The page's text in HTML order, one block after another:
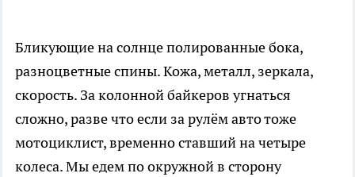
Бликующие на солнце полированные бока,
разноцветные спины. Кожа, металл, зеркала,
скорость. За колонной байкеров угнаться
сложно, разве что если за рулём авто тоже
мотоциклист, временно ставший на четыре
колеса. Мы едем по окружной в сторону